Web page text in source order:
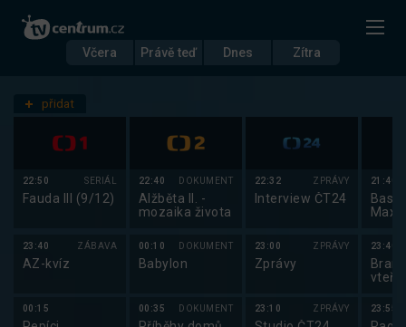
Včera Právě teď Dnes Zítra
Nastavení stanic
přidat
22:50 SERIÁL
Fauda III (9/12)
23:40 ZÁBAVA
AZ-kvíz
00:15
22:40 DOKUMENT
Alžběta II. -
mozaika života
00:10 DOKUMENT
Babylon
00:35 DOKUMENT
22:32 ZPRÁVY
Interview ČT24
23:00 ZPRÁVY
Zprávy
23:10 ZPRÁVY
21:40
Maxa
23:40
23:55